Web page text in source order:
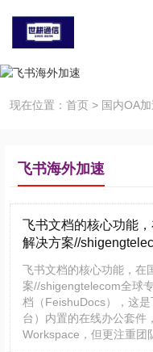
现在位置： 首页 > 国内OA
飞书海外加速
飞书文档的核心功能
解决方案//
飞书文档的核心功能，在
案//shigengtelecom全球
档（FeishuDocs），这
台）内置的在线办公套件
Workspace，但更注重团